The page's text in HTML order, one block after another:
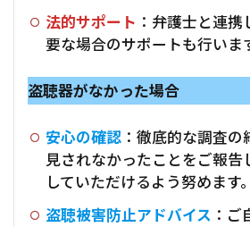
法的サポート ：弁護士と連
要な場合のサポートも行いま
盗聴器がなかった場合
安心の確認 ：徹底的な調査
見されなかったことをご報告
していただけるよう努めます。
盗聴被害防止アドバイス ：